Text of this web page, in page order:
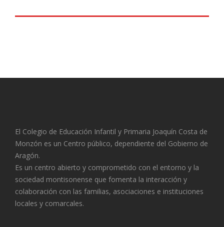
El Colegio de Educación Infantil y Primaria Joaquín Costa de
Monzón es un Centro público, dependiente del Gobierno de
Aragón.
Es un centro abierto y comprometido con el entorno y la
sociedad montisonense que fomenta la interacción y
colaboración con las familias, asociaciones e instituciones
locales y comarcales.